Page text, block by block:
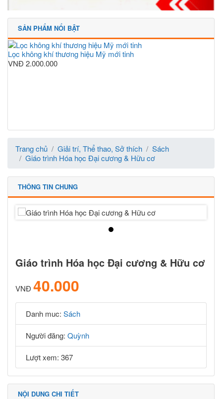
SẢN PHẨM NỔI BẬT
Lọc không khí thương hiệu Mỹ mới tinh
VNĐ 2.000.000
Trang chủ Giải trí, Thể thao, Sở thích
Sách
Giáo trình Hóa học Đại cương & Hữu cơ
THÔNG TIN CHUNG
Giáo trình Hóa học Đại cương & Hữu cơ
VNĐ 40.000
Danh muc: Sách
Người đăng: Quỳnh
Lượt xem: 367
NỘI DUNG CHI TIẾT